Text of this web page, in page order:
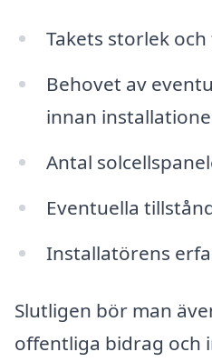
Takets storlek
Behovet av
innan
Antal
Eventuella
Installatörens
Slutligen bör man
offentliga bidrag och